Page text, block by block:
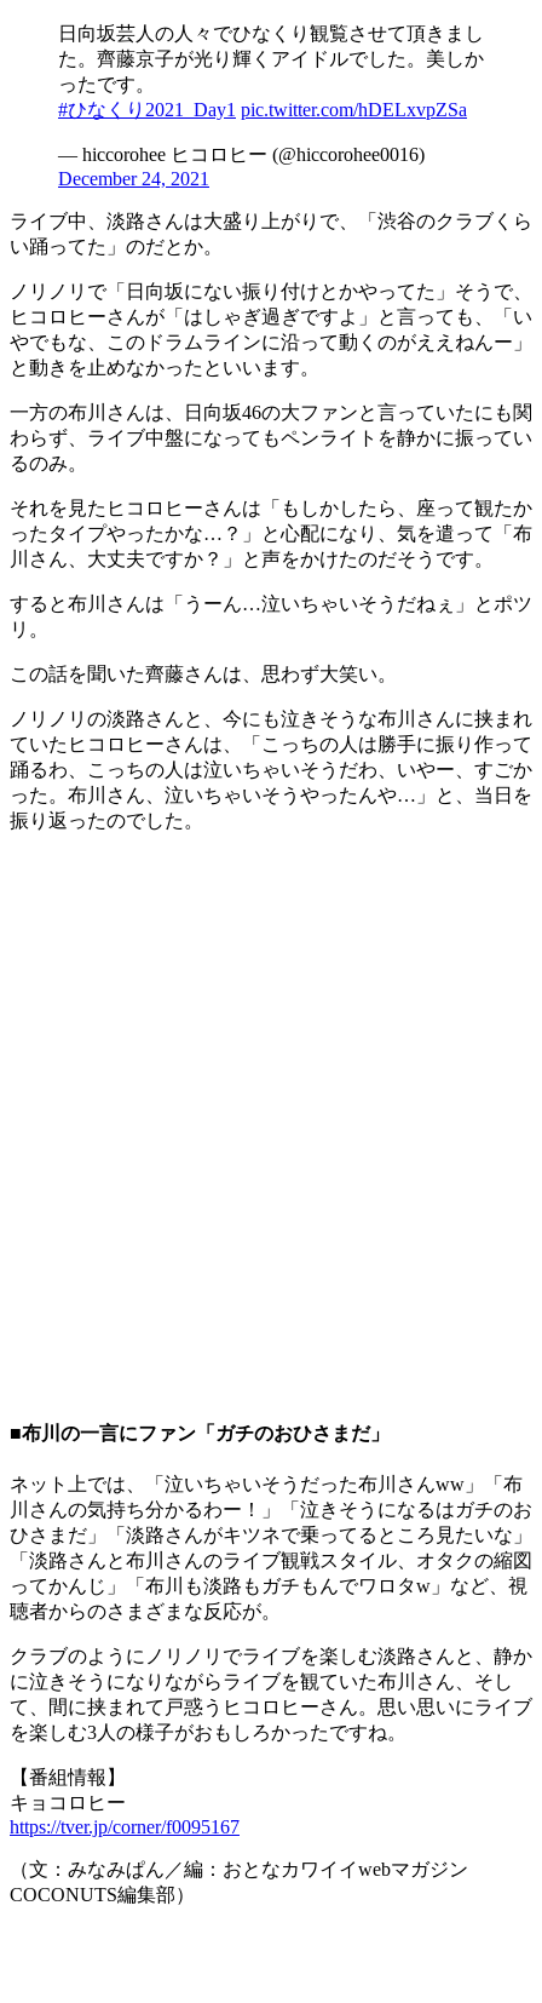
日向坂芸人の人々でひなくり観覧させて頂きまし
た。齊藤京子が光り輝くアイドルでした。美しか
ったです。
#ひなくり2021_Day1 pic.twitter.com/hDELxvpZSa
— hiccorohee ヒコロヒー (@hiccorohee0016)
December 24, 2021
ライブ中、淡路さんは大盛り上がりで、「渋谷のクラブくら
い踊ってた」のだとか。
ノリノリで「日向坂にない振り付けとかやってた」そうで、
ヒコロヒーさんが「はしゃぎ過ぎですよ」と言っても、「い
やでもな、このドラムラインに沿って動くのがええねんー」
と動きを止めなかったといいます。
一方の布川さんは、日向坂46の大ファンと言っていたにも関
わらず、ライブ中盤になってもペンライトを静かに振ってい
るのみ。
それを見たヒコロヒーさんは「もしかしたら、座って観たか
ったタイプやったかな…？」と心配になり、気を遣って「布
川さん、大丈夫ですか？」と声をかけたのだそうです。
すると布川さんは「うーん…泣いちゃいそうだねぇ」とポツ
リ。
この話を聞いた齊藤さんは、思わず大笑い。
ノリノリの淡路さんと、今にも泣きそうな布川さんに挟まれ
ていたヒコロヒーさんは、「こっちの人は勝手に振り作って
踊るわ、こっちの人は泣いちゃいそうだわ、いやー、すごか
った。布川さん、泣いちゃいそうやったんや…」と、当日を
振り返ったのでした。
■布川の一言にファン「ガチのおひさまだ」
ネット上では、「泣いちゃいそうだった布川さんww」「布
川さんの気持ち分かるわー！」「泣きそうになるはガチのお
ひさまだ」「淡路さんがキツネで乗ってるところ見たいな」
「淡路さんと布川さんのライブ観戦スタイル、オタクの縮図
ってかんじ」「布川も淡路もガチもんでワロタw」など、視
聴者からのさまざまな反応が。
クラブのようにノリノリでライブを楽しむ淡路さんと、静か
に泣きそうになりながらライブを観ていた布川さん、そし
て、間に挟まれて戸惑うヒコロヒーさん。思い思いにライブ
を楽しむ3人の様子がおもしろかったですね。
【番組情報】
キョコロヒー
https://tver.jp/corner/f0095167
（文：みなみぱん／編：おとなカワイイwebマガジン
COCONUTS編集部）